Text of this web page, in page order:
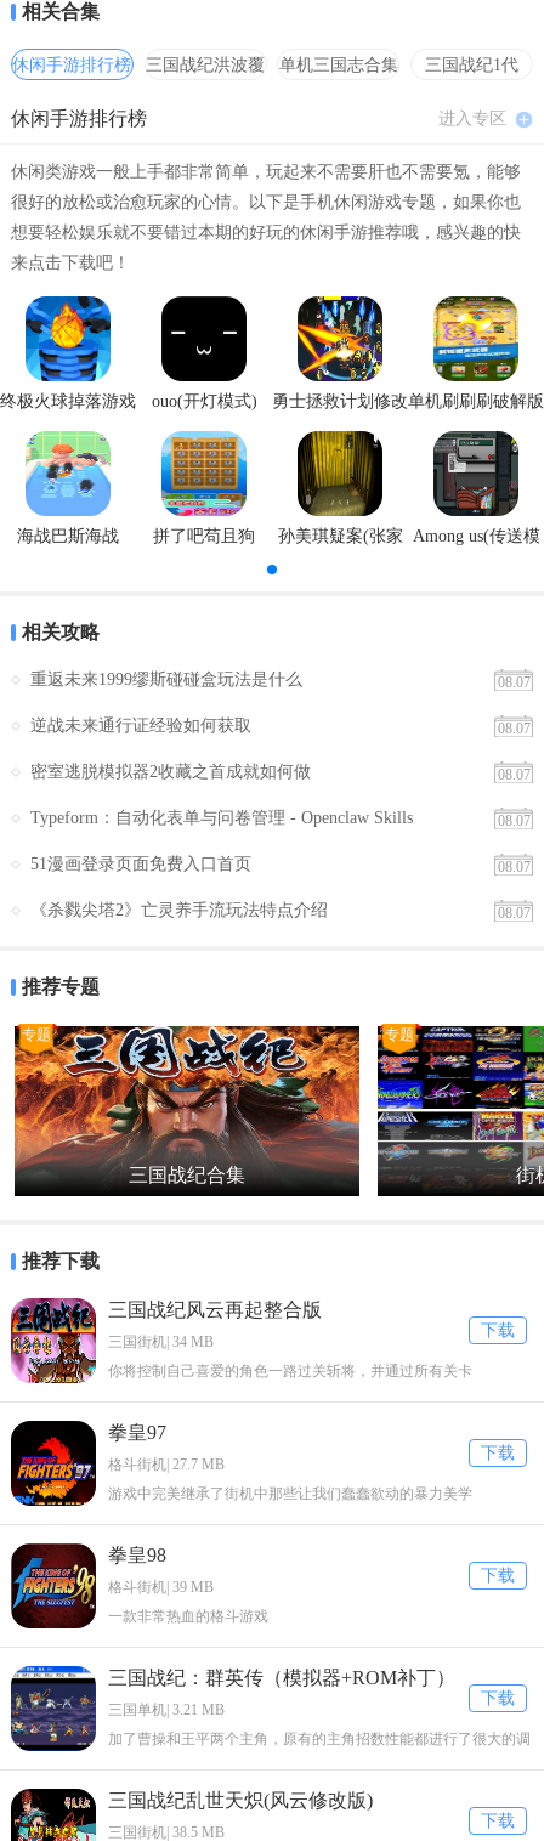
2. 添加常用目的地：在路线规划界面，点击“添加常用目的地”按钮，
可以保存常用的出行目的地，方便快速规划出行路线。
常用的出行路线，及时获取该路线的路况和车辆信息。
4. 调整地图显示：在地图界面，点击地图右下角的按钮，可以调整地
图显示模式和缩放级别，方便查看详细的路况和路线信息。
【德易行快捷功能】
德易行快捷软件提供的出行服务包括：
1. 出租车预订：用户可以通过软件预订附近的出租车，并支持多种支
付方式。
2. 网约车预订：用户可以通过软件预订多家网约车服务，包括滴滴出
行、美团打车、曹操专车等。
3. 公交车查询：用户可以通过软件查询附近的公交车路线和站点信
息，支持实时车辆到站时间查询。
或走错路线。
5. 出行记录查询：用户可以通过软件查询历史出行记录，包括出行时
【德易行快捷用法】
快捷软件。
2. 注册和登录：用户需要提供手机号码和验证码进行注册和登录。
出行方式、导航模式、地图缩放级别等。
4. 使用实时路况查询功能：在地图界面中，用户可以通过点击地图上
的不同图标，查看不同类别的实时路况信息。
5. 预订出行服务：在软件首页或出行服务界面中，用户可以选择不同
的出行服务类型进行预订。
算操作。支持多种支付方式，包括现金、刷卡、移动支付等。
相关合集
休闲手游排行榜
三国战纪洪波覆
单机三国志合集
三国战纪1代
休闲手游排行榜 进入专区
休闲类游戏一般上手都非常简单，玩起来不需要肝也不需要氪，能够
很好的放松或治愈玩家的心情。以下是手机休闲游戏专题，如果你也
想要轻松娱乐就不要错过本期的好玩的休闲手游推荐哦，感兴趣的快
来点击下载吧！
终极火球掉落游戏
ouo(开灯模式)
勇士拯救计划修改单机刷刷刷破解版
海战巴斯海战 拼了吧苟且狗
孙美琪疑案(张家 Among us(传送模
相关攻略
08.07
重返未来1999缪斯碰碰盒玩法是什么
08.07
逆战未来通行证经验如何获取
08.07
密室逃脱模拟器2收藏之首成就如何做
08.07
Typeform：自动化表单与问卷管理 - Openclaw Skills
08.07
51漫画登录页面免费入口首页
08.07
《杀戮尖塔2》亡灵养手流玩法特点介绍
推荐专题
专题
三国战纪合集
专题
街
推荐下载
下载
三国战纪风云再起整合版
三国街机| 34 MB
你将控制自己喜爱的角色一路过关斩将，并通过所有关卡
下载
拳皇97
格斗街机| 27.7 MB
游戏中完美继承了街机中那些让我们蠢蠢欲动的暴力美学
下载
拳皇98
格斗街机| 39 MB
一款非常热血的格斗游戏
下载
三国战纪：群英传（模拟器+ROM补丁）
三国单机| 3.21 MB
加了曹操和王平两个主角，原有的主角招数性能都进行了很大的调
下载
三国战纪乱世天炽(风云修改版)
三国街机| 38.5 MB